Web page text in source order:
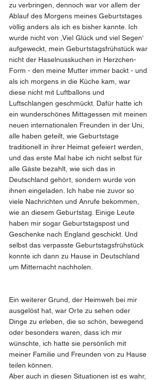
zu verbringen, dennoch war vor allem der
Ablauf des Morgens meines Geburtstages
völlig anders als ich es bisher kannte. Ich
wurde nicht von ‚Viel Glück und viel Segen‘
aufgeweckt, mein Geburtstagsfrühstück war
nicht der Haselnusskuchen in Herzchen-
Form - den meine Mutter immer backt - und
als ich morgens in die Küche kam, war
diese nicht mit Luftballons und
Luftschlangen geschmückt. Dafür hatte ich
ein wunderschönes Mittagessen mit meinen
neuen internationalen Freunden in der Uni,
alle haben geteilt, wie Geburtstage
traditionell in ihrer Heimat gefeiert werden,
und das erste Mal habe ich nicht selbst für
alle Gäste bezahlt, wie sich das in
Deutschland gehört, sondern wurde von
ihnen eingeladen. Ich habe nie zuvor so
viele Nachrichten und Anrufe bekommen,
wie an diesem Geburtstag. Einige Leute
haben mir sogar Geburtstagspost und
Geschenke nach England geschickt. Und
selbst das verpasste Geburtstagsfrühstück
konnte ich dann zu Hause in Deutschland
um Mitternacht nachholen.
Ein weiterer Grund, der Heimweh bei mir
ausgelöst hat, war Orte zu sehen oder
Dinge zu erleben, die so schön, bewegend
oder besonders waren, dass ich mir
wünschte, ich hatte sie persönlich mit
meiner Familie und Freunden von zu Hause
teilen können.
Aber auch in diesen Situationen ist es wahr,